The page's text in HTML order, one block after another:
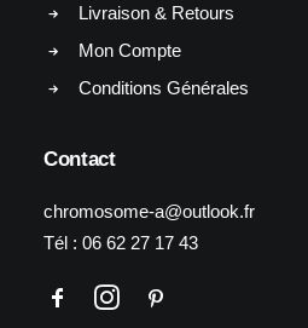
Livraison & Retours
Mon Compte
Conditions Générales
Contact
chromosome-a@outlook.fr
Tél : 06 62 27 17 43